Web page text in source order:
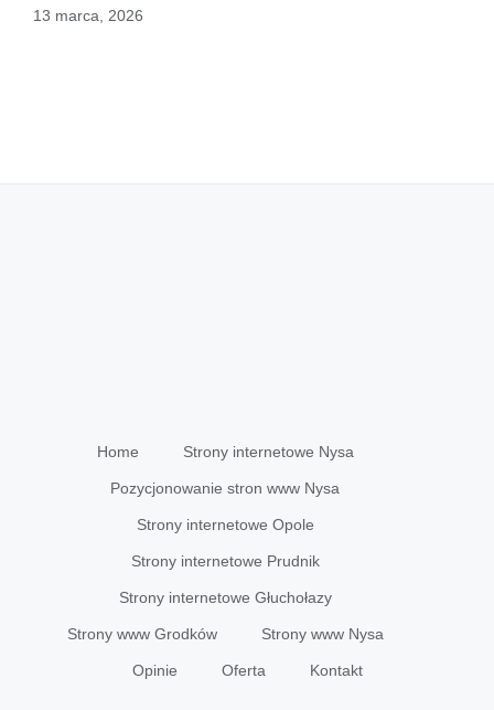
13 marca, 2026
Home Strony internetowe Nysa
Pozycjonowanie stron www Nysa
Strony internetowe Opole
Strony internetowe Prudnik
Strony internetowe Głuchołazy
Strony www Grodków Strony www Nysa
Opinie Oferta Kontakt